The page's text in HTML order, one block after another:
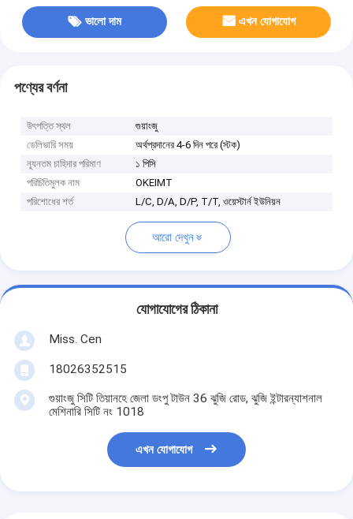
ভালো দাম এখন যোগাযোগ
পণ্যের বর্ণনা
উৎপত্তি স্থল
গুয়াংজু
ডেলিভারি সময়
অর্থপ্রদানের 4-6 দিন পরে (স্টক)
ন্যূনতম চাহিদার পরিমাণ
১ পিসি
পরিচিতিমুলক নাম
OKEIMT
পরিশোধের শর্ত
L/C, D/A, D/P, T/T, ওয়েস্টার্ন ইউনিয়ন
আরো দেখুন
যোগাযোগের ঠিকানা
Miss. Cen
18026352515
গুয়াংজু সিটি তিয়ানহে জেলা ডংপু টাউন 36 ঝুজি রোড, ঝুজি ইন্টারন্যাশনাল
মেশিনারি সিটি নং 1018
এখন যোগাযোগ